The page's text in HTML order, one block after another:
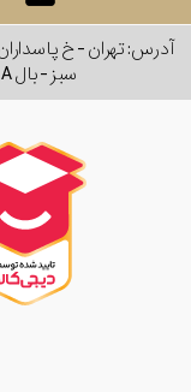
سبز - بال A - واحد ۷۱۱